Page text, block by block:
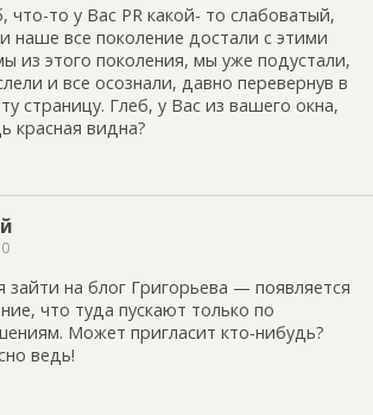
что-то у Вас PR какой- то слабоватый,
наше все поколение достали с этими
из этого поколения, мы уже подустали,
и все осознали, давно перевернув в
страницу. Глеб, у Вас из вашего окна,
красная видна?
зайти на блог Григорьева — появляется
что туда пускают только по
Может пригласит кто-нибудь?
ведь!